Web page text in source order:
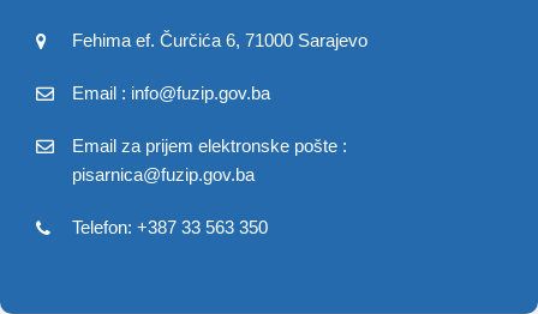
Fehima ef. Čurčića 6, 71000 Sarajevo
Email : info@fuzip.gov.ba
Email za prijem elektronske pošte :
pisarnica@fuzip.gov.ba
Telefon: +387 33 563 350